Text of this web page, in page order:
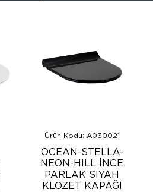
Ürün Kodu: A030021
OCEAN-STELLA-
NEON-HILL İNCE
PARLAK SIYAH
KLOZET KAPAĞI